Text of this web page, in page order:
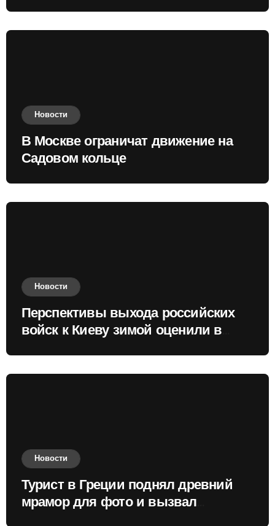
Новости
В Москве ограничат движение на
Садовом кольце
Новости
Перспективы выхода российских
войск к Киеву зимой оценили в
Новости
Турист в Греции поднял древний
мрамор для фото и вызвал